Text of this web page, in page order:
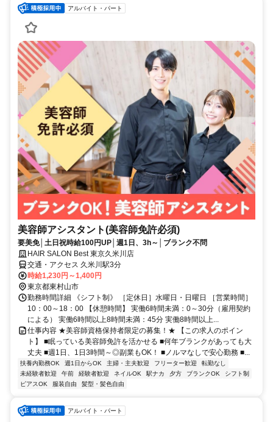
・・・・・・・・・・・・・・・・・・・・
アルバイト・パート
美容師アシスタント(美容師免許必須)
要美免│土日祝時給100円UP│週1日、3h～│ブランク不問
HAIR SALON Best 東京久米川店
交通・アクセス 久米川駅3分
時給1,230円～1,400円
東京都東村山市
勤務時間詳細 《シフト制》 ［定休日］水曜日・日曜日 ［営業時間］
10：00～18：00 【休憩時間】 実働6時間未満：0～30分（雇用契約
による） 実働6時間以上8時間未満：45分 実働8時間以上...
仕事内容 ★美容師資格保持者限定の募集！★ 【この求人のポイン
ト】 ■眠っている美容師免許を活かせる ■何年ブランクがあっても大
丈夫 ■週1日、1日3時間～◎副業もOK！ ■ノルマなしで安心勤務 ■...
扶養内勤務OK 週1日からOK 主婦・主夫歓迎 フリーター歓迎
転勤なし
未経験者歓迎
午前 経験者歓迎 ネイルOK 駅ナカ 夕方 ブランクOK
シフト制
ピアスOK
服装自由 髪型・髪色自由
アルバイト・パート